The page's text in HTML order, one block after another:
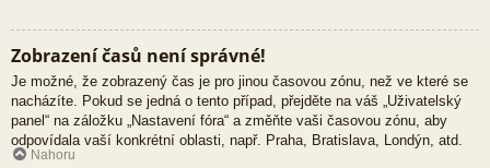
Zobrazení časů není správné!
Je možné, že zobrazený čas je pro jinou časovou zónu, než ve které se
nacházíte. Pokud se jedná o tento případ, přejděte na váš „Uživatelský
panel“ na záložku „Nastavení fóra“ a změňte vaši časovou zónu, aby
odpovídala vaší konkrétní oblasti, např. Praha, Bratislava, Londýn, atd.
Nahoru